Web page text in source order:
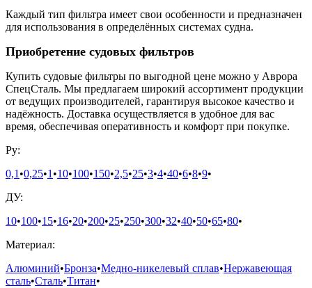
Каждый тип фильтра имеет свои особенности и предназначен
для использования в определённых системах судна.
Приобретение судовых фильтров
Купить судовые фильтры по выгодной цене можно у Аврора
СпецСталь. Мы предлагаем широкий ассортимент продукции
от ведущих производителей, гарантируя высокое качество и
надёжность. Доставка осуществляется в удобное для вас
время, обеспечивая оперативность и комфорт при покупке.
Ру:
0,1•0,25•1•10•100•150•2,5•25•3•4•40•6•8•9•
ДУ:
10•100•15•16•20•200•25•250•300•32•40•50•65•80•
Материал:
Алюминий•Бронза•Медно-никелевый сплав•Нержавеющая
сталь•Сталь•Титан•